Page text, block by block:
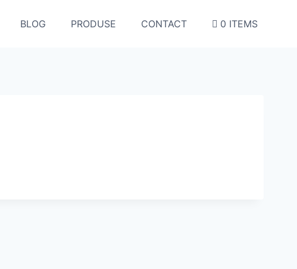
BLOG PRODUSE CONTACT 0 ITEMS